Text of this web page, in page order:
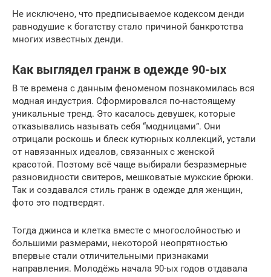
Не исключено, что предписываемое кодексом денди
равнодушие к богатству стало причиной банкротства
многих известных денди.
Как выглядел гранж в одежде 90-ых
В те времена с данным феноменом познакомилась вся
модная индустрия. Сформировался по-настоящему
уникальные тренд. Это касалось девушек, которые
отказывались называть себя “модницами”. Они
отрицали роскошь и блеск кутюрных коллекций, устали
от навязанных идеалов, связанных с женской
красотой. Поэтому всё чаще выбирали безразмерные
разновидности свитеров, мешковатые мужские брюки.
Так и создавался стиль гранж в одежде для женщин,
фото это подтвердят.
Тогда джинса и клетка вместе с многослойностью и
большими размерами, некоторой неопрятностью
впервые стали отличительными признаками
направления. Молодёжь начала 90-ых годов отдавала